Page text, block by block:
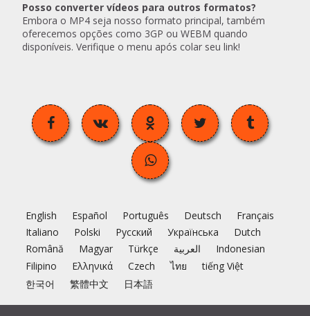
Posso converter vídeos para outros formatos?
Embora o MP4 seja nosso formato principal, também
oferecemos opções como 3GP ou WEBM quando
disponíveis. Verifique o menu após colar seu link!
English Español Português Deutsch
Français
Italiano
Polski Русский Українська
Dutch
Română
Magyar Türkçe العربية
Indonesian
Filipino
Ελληνικά Czech ไทย
tiếng Việt
한국어
繁體中文 日本語